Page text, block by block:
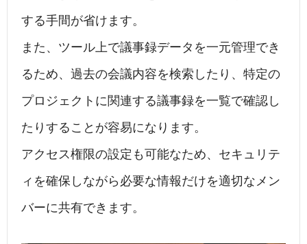
する手間が省けます。
また、ツール上で議事録データを一元管理でき
るため、過去の会議内容を検索したり、特定の
プロジェクトに関連する議事録を一覧で確認し
たりすることが容易になります。
アクセス権限の設定も可能なため、セキュリテ
ィを確保しながら必要な情報だけを適切なメン
バーに共有できます。